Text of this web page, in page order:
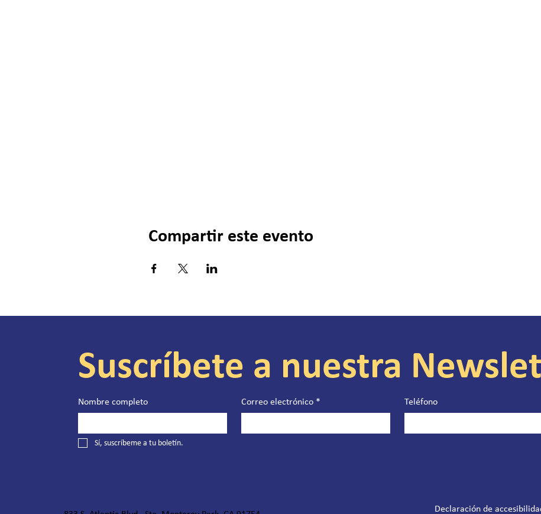
Compartir este evento
Suscríbete a nuestra
Nombre completo Correo electrónico * Teléfono
Sí, suscríbeme a tu boletín.
Declaración de